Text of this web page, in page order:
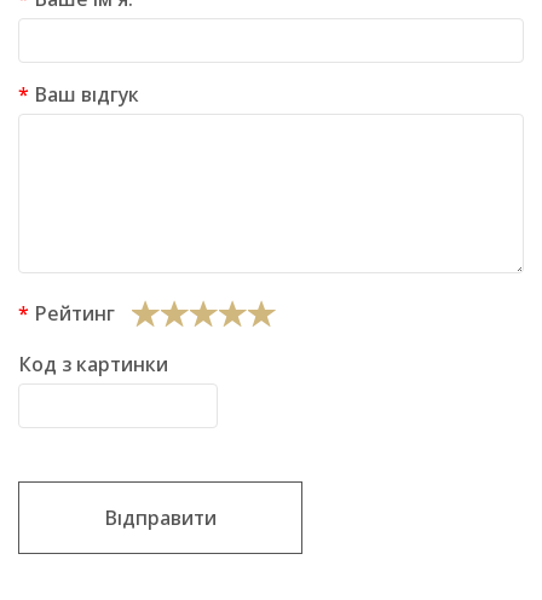
Ваш відгук
Рейтинг
Код з картинки
Відправити